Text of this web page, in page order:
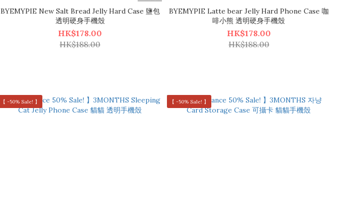
BYEMYPIE New Salt Bread Jelly Hard Case 鹽包
透明硬身手機殼
HK$178.00
HK$188.00
BYEMYPIE Latte bear Jelly Hard Phone Case 咖
啡小熊 透明硬身手機殼
HK$178.00
HK$188.00
【 -50% Sale! 】 【 -50% Sale! 】